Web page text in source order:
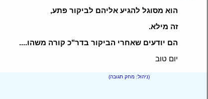
הוא מסוגל להגיע אליהם לביקור פתע,
זה מילא.
הם יודעים שאחרי הביקור בדר"כ קורה משהו....
יום טוב
(ניהול: מחק תגובה)